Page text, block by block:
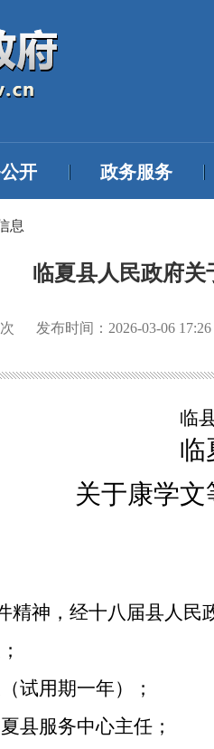
开 政务服务
息
临夏县人民政府
次 发布时间： 2026-03-06 17:26
临
临
关于康学文
精神，经十八届县人民
；
（试用期一年）；
县服务中心主任 ；